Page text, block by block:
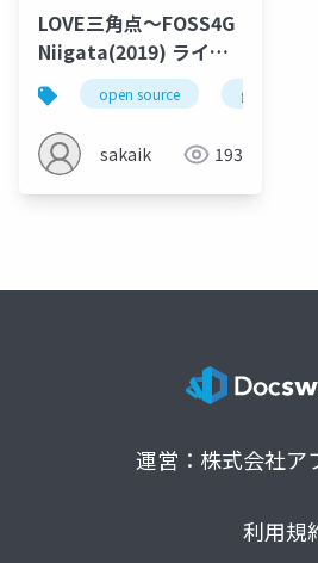
LOVE三角点～FOSS4G
Niigata(2019) ライト
ニングトーク
open source gis
sakaik 193
運営：株式会社ア
利用規